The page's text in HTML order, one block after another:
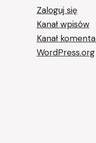
Zaloguj się
Kanał wpisów
Kanał
WordPress.org